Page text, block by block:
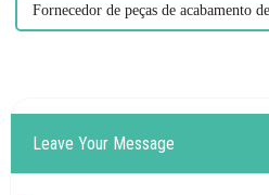
Fornecedor de peças de acabamento
Leave Your Message